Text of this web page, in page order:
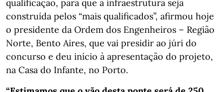
qualificação, para que a infraestrutura seja
construída pelos “mais qualificados”, afirmou hoje
o presidente da Ordem dos Engenheiros – Região
Norte, Bento Aires, que vai presidir ao júri do
concurso e deu início à apresentação do projeto,
na Casa do Infante, no Porto.